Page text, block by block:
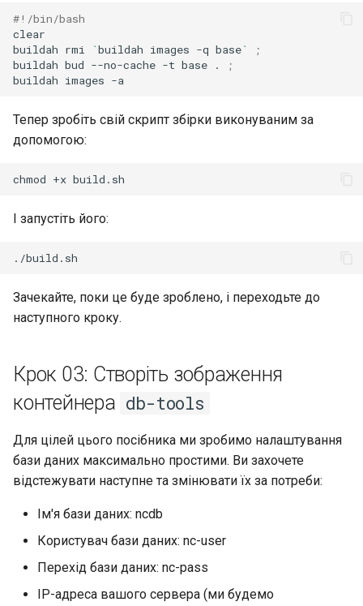
#!/bin/bash
clear
buildah rmi `buildah images -q base`
;
buildah bud --no-cache -t base .
;
buildah images
Тепер зробіть свій скрипт збірки виконуваним за
допомогою:
chmod +x
І запустіть його:
Зачекайте, поки це буде зроблено, і переходьте до
наступного кроку.
Крок 03: Створіть зображення
контейнера db-tools
Для цілей цього посібника ми зробимо налаштування
бази даних максимально простими. Ви захочете
відстежувати наступне та змінювати їх за потреби:
Ім'я бази даних: ncdb
Користувач бази даних: nc-user
Перехід бази даних: nc-pass
IP-адреса вашого сервера (ми будемо